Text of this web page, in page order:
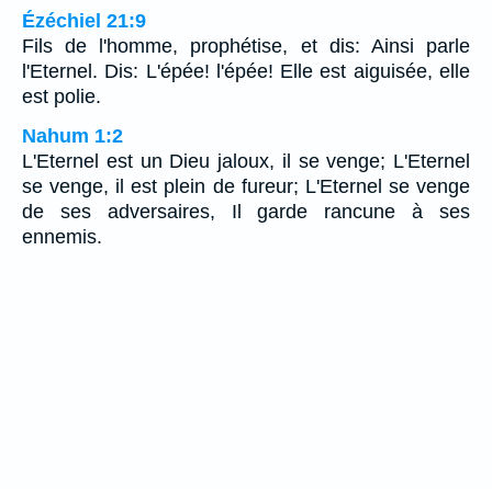
Ézéchiel 21:9
Fils de l'homme, prophétise, et dis: Ainsi parle
l'Eternel. Dis: L'épée! l'épée! Elle est aiguisée, elle
est polie.
Nahum 1:2
L'Eternel est un Dieu jaloux, il se venge; L'Eternel
se venge, il est plein de fureur; L'Eternel se venge
de ses adversaires, Il garde rancune à ses
ennemis.